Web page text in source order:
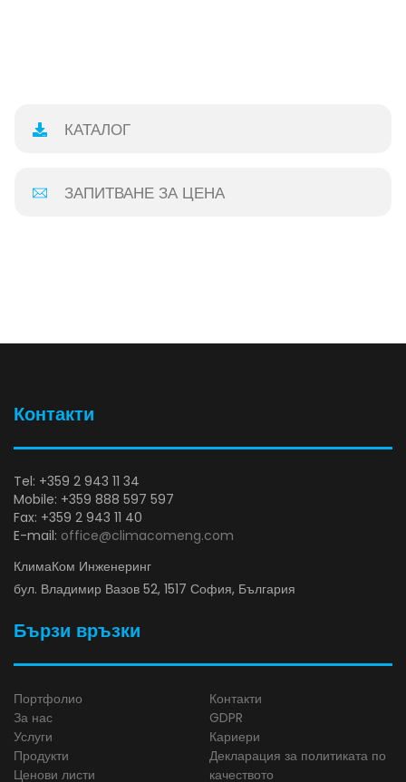
КАТАЛОГ
ЗАПИТВАНЕ ЗА ЦЕНА
Контакти
Tel: +359 2 943 11 34
Mobile: +359 888 597 597
Fax: +359 2 943 11 40
E-mail: office@climacomeng.com
КлимаКом Инженеринг
бул. Владимир Вазов 52, 1517 София, България
Бързи връзки
Портфолио
За нас
Услуги
Продукти
Ценови листи
Контакти
GDPR
Кариери
Декларация за политиката по
качеството